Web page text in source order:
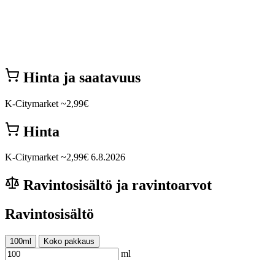
Hinta ja saatavuus
K-Citymarket ~2,99€
Hinta
K-Citymarket ~2,99€ 6.8.2026
Ravintosisältö ja ravintoarvot
Ravintosisältö
100ml Koko pakkaus
ml